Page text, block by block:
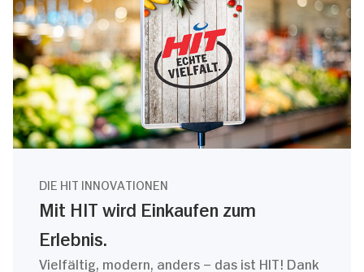
DIE HIT INNOVATIONEN
Mit HIT wird Einkaufen zum
Erlebnis.
Vielfältig, modern, anders – das ist HIT! Dank